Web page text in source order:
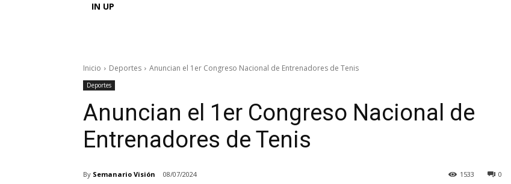
IN UP
Inicio Deportes Anuncian el 1er Congreso Nacional de Entrenadores de Tenis
Deportes
Anuncian el 1er Congreso Nacional de
Entrenadores de Tenis
By Semanario Visión 08/07/2024 0
1533